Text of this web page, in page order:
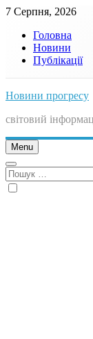
Skip
content
7 Серпня, 2026
Головна
Новини
Публікації
Новини прогресу
світовий
Menu
Пошук: